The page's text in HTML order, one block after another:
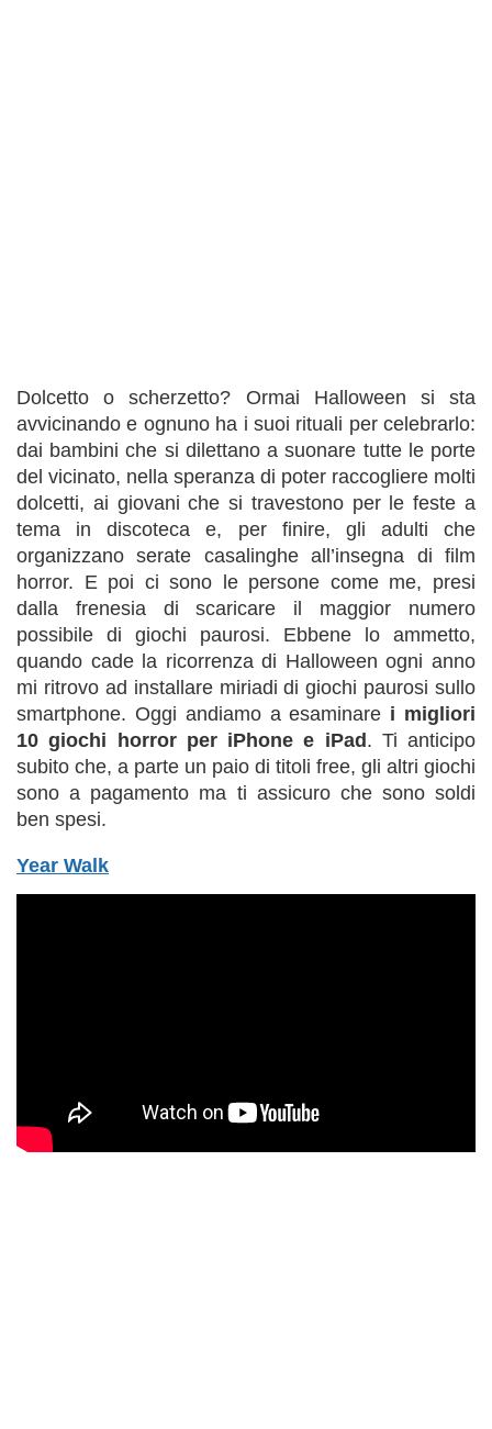
Dolcetto o scherzetto? Ormai Halloween si sta
avvicinando e ognuno ha i suoi rituali per celebrarlo:
dai bambini che si dilettano a suonare tutte le porte
del vicinato, nella speranza di poter raccogliere molti
dolcetti, ai giovani che si travestono per le feste a
tema in discoteca e, per finire, gli adulti che
organizzano serate casalinghe all’insegna di film
horror. E poi ci sono le persone come me, presi
dalla frenesia di scaricare il maggior numero
possibile di giochi paurosi. Ebbene lo ammetto,
quando cade la ricorrenza di Halloween ogni anno
mi ritrovo ad installare miriadi di giochi paurosi sullo
smartphone. Oggi andiamo a esaminare i migliori
10 giochi horror per iPhone e iPad . Ti anticipo
subito che, a parte un paio di titoli free, gli altri giochi
sono a pagamento ma ti assicuro che sono soldi
ben spesi.
Year Walk